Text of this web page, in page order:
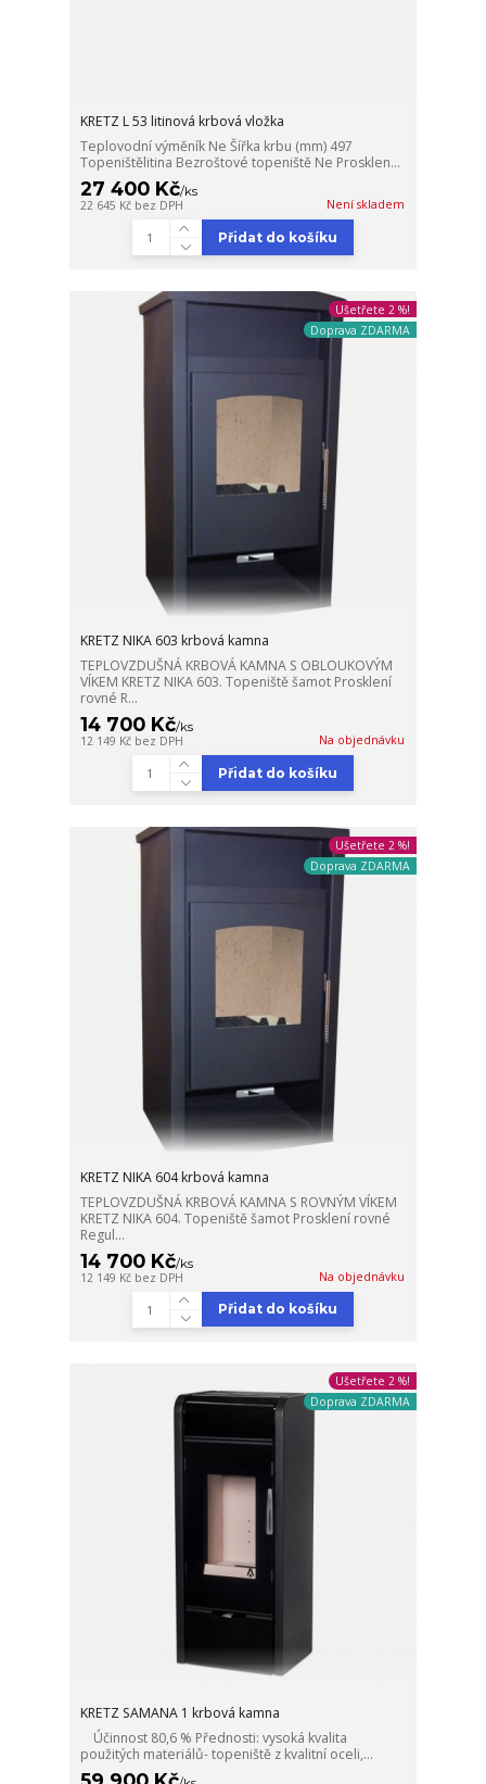
KRETZ L 53 litinová krbová vložka
Teplovodní výměník Ne Šířka krbu (mm) 497
Topeništělitina Bezroštové topeniště Ne Prosklen...
27 400 Kč/ks
22 645 Kč bez DPH Není skladem
Přidat do košíku
Ušetřete 2 %!
Doprava ZDARMA
KRETZ NIKA 603 krbová kamna
TEPLOVZDUŠNÁ KRBOVÁ KAMNA S OBLOUKOVÝM
VÍKEM KRETZ NIKA 603. Topeniště šamot Prosklení
rovné R...
14 700 Kč/ks
12 149 Kč bez DPH Na objednávku
Přidat do košíku
Ušetřete 2 %!
Doprava ZDARMA
KRETZ NIKA 604 krbová kamna
TEPLOVZDUŠNÁ KRBOVÁ KAMNA S ROVNÝM VÍKEM
KRETZ NIKA 604. Topeniště šamot Prosklení rovné
Regul...
14 700 Kč/ks
12 149 Kč bez DPH Na objednávku
Přidat do košíku
Ušetřete 2 %!
Doprava ZDARMA
KRETZ SAMANA 1 krbová kamna
Účinnost 80,6 % Přednosti: vysoká kvalita
použitých materiálů- topeniště z kvalitní oceli,...